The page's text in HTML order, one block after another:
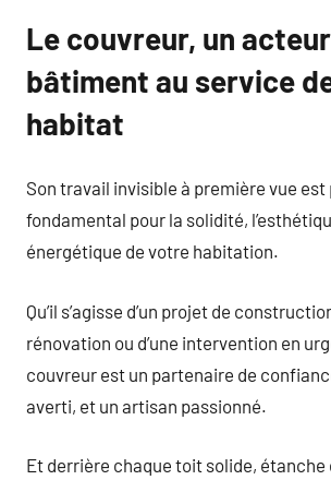
Le couvreur, un
bâtiment au service
habitat
Son travail invisible à première vue
fondamental pour la solidité,
énergétique de votre habitation.
Qu’il s’agisse d’un projet de
rénovation ou d’une intervention en
couvreur est un partenaire de
averti, et un artisan passionné.
Et derrière chaque toit solide, étanche